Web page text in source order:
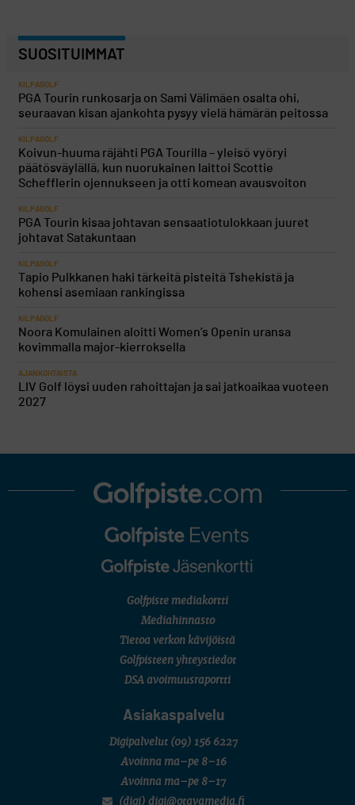
SUOSITUIMMAT
KILPAGOLF
PGA Tourin runkosarja on Sami Välimäen osalta ohi,
seuraavan kisan ajankohta pysyy vielä hämärän peitossa
KILPAGOLF
Koivun-huuma räjähti PGA Tourilla – yleisö vyöryi
päätösväylällä, kun nuorukainen laittoi Scottie
Schefflerin ojennukseen ja otti komean avausvoiton
KILPAGOLF
PGA Tourin kisaa johtavan sensaatiotulokkaan juuret
johtavat Satakuntaan
KILPAGOLF
Tapio Pulkkanen haki tärkeitä pisteitä Tshekistä ja
kohensi asemiaan rankingissa
KILPAGOLF
Noora Komulainen aloitti Women’s Openin uransa
kovimmalla major-kierroksella
AJANKOHTAISTA
LIV Golf löysi uuden rahoittajan ja sai jatkoaikaa vuoteen
2027
Golfpiste mediakortti
Mediahinnasto
Tietoa verkon kävijöistä
Golfpisteen yhteystiedot
DSA avoimuusraportti
Asiakaspalvelu
Digipalvelut (09) 156 6227
Avoinna ma–pe 8–16
Avoinna ma–pe 8–17
(digi) digi@otavamedia.fi